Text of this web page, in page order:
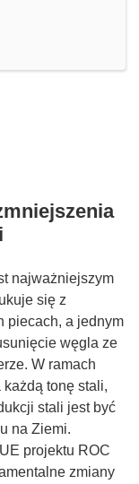
najważniejszym
się z
piecach, a jednym
węgla ze
W ramach
tonę stali,
stali jest być
na Ziemi.
projektu ROC
zmiany